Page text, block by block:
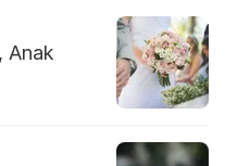
Anak